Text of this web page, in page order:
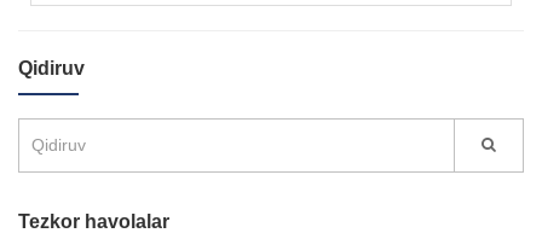
Qidiruv
Tezkor havolalar